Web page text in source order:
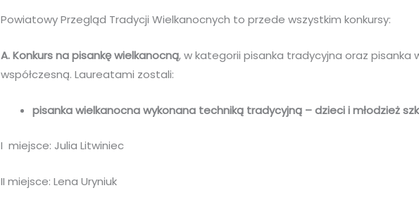
Powiatowy Przegląd Tradycji Wielkanocnych to przede wszystkim konkursy:
A.Konkurs na pisankę wielkanocną, w kategorii pisanka tradycyjna oraz pisanka
współczesną. Laureatami zostali:
pisanka wielkanocna wykonana techniką tradycyjną – dzieci i młodzież
I miejsce: Julia Litwiniec
II miejsce: Lena Uryniuk